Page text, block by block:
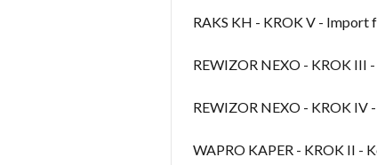
RAKS KH - KROK V - Import
REWIZOR NEXO - KROK III
REWIZOR NEXO - KROK IV
WAPRO KAPER - KROK II -